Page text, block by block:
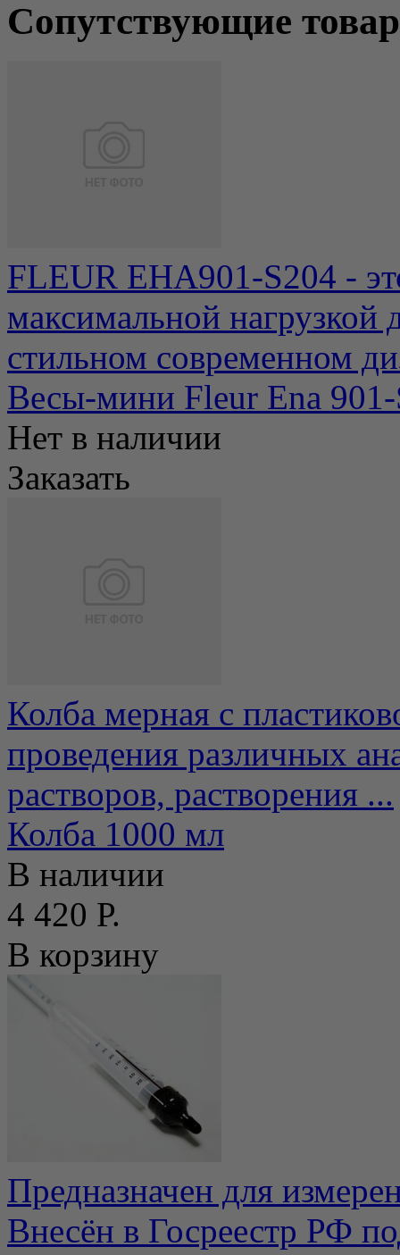
Сопутствующие
FLEUR EHA901-S204 -
максимальной
стильном современном
Весы-мини Fleur Ena
Нет в наличии
Заказать
Колба мерная с
проведения различных
растворов, растворения ...
Колба 1000 мл
В наличии
4 420 Р.
В корзину
Предназначен для
Внесён в Госреестр РФ